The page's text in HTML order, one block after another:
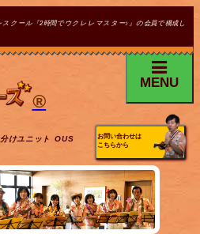
クール『2時間でウクレレマスター♪』の会員で構成し
®
MENU
けユニット OUS
お問い合わせは
こちらから